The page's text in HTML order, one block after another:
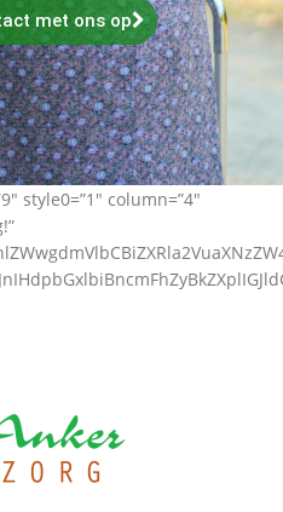
met ons op
style0=”1″ column=”4″